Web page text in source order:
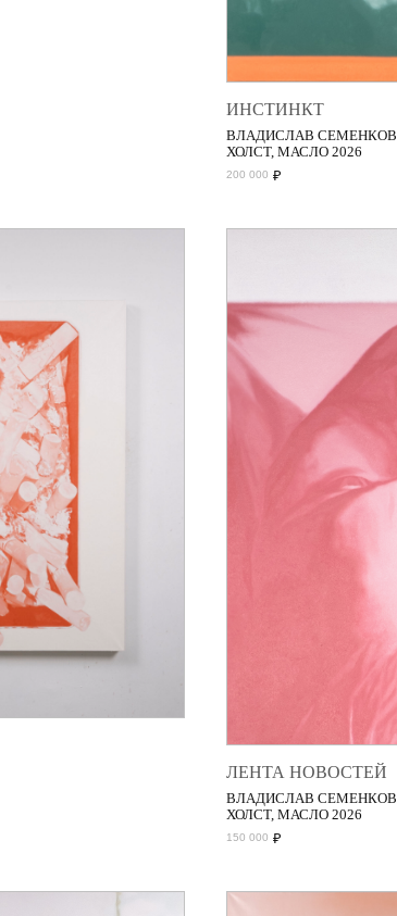
ИНСТИНКТ
ВЛАДИСЛАВ СЕМЕНКОВ
ХОЛСТ, МАСЛО 2026
200 000 ₽
ЛЕНТА НОВОСТЕЙ
ВЛАДИСЛАВ СЕМЕНКОВ
ХОЛСТ, МАСЛО 2026
150 000 ₽